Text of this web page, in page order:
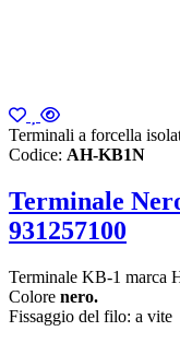
Terminali a forcella
Codice: AH-KB1N
Terminale
931257100
Terminale KB-1 marca
Colore nero.
Fissaggio del filo: a vite